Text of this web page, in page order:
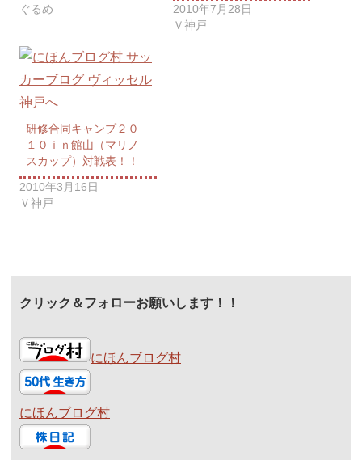
ぐるめ
2010年7月28日
Ｖ神戸
研修合同キャンプ２０
１０ｉｎ館山（マリノ
スカップ）対戦表！！
2010年3月16日
Ｖ神戸
クリック＆フォローお願いします！！
にほんブログ村
にほんブログ村